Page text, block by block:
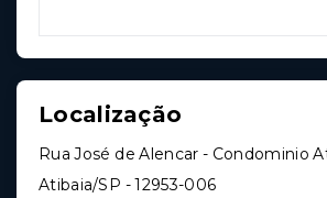
Localização
Rua José de Alencar - Condominio
Atibaia/SP - 12953-006